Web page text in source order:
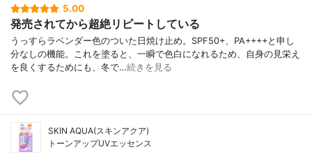
5.00
発売されてから超絶リピートしている
うっすらラベンダー色のついた日焼け止め。SPF50+、PA++++と申し
分なしの機能。これを塗ると、一瞬で色白になれるため、自身の見栄え
を良くするためにも、冬で…続きを見る
SKIN AQUA(スキンアクア)
トーンアップUVエッセンス